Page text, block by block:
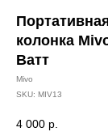
колонка
Ватт
Mivo
SKU: MIV13
4 000 р.